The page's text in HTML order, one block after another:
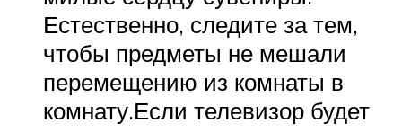
Естественно, следите за тем,
чтобы предметы не мешали
перемещению из комнаты в
комнату.Если телевизор будет